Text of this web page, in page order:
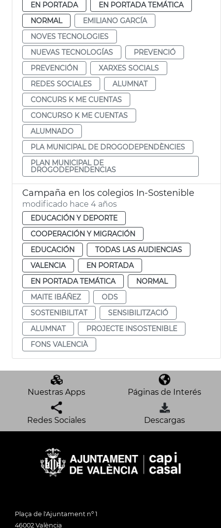
EN PORTADA
EN PORTADA TEMÁTICA
NORMAL
EMILIANO GARCÍA
NOVES TECNOLOGIES
NUEVAS TECNOLOGÍAS
PREVENCIÓ
PREVENCIÓN
XARXES SOCIALS
REDES SOCIALES
ALUMNAT
CONCURS K ME CUENTAS
CONCURSO K ME CUENTAS
ALUMNADO
PLA MUNICIPAL DE DROGODEPENDÈNCIES
PLAN MUNICIPAL DE
DROGODEPENDENCIAS
Campaña en los colegios In-Sostenible
modificado hace 4 años
EDUCACIÓN Y DEPORTE
COOPERACIÓN Y MIGRACIÓN
EDUCACIÓN
TODAS LAS AUDIENCIAS
VALENCIA
EN PORTADA
EN PORTADA TEMÁTICA
NORMAL
MAITE IBÁÑEZ
ODS
SOSTENIBILITAT
SENSIBILITZACIÓ
ALUMNAT
PROJECTE INSOSTENIBLE
FONS VALENCIÀ
Nuestras Apps Páginas de Interés
Redes Sociales Descargas
Plaça de l'Ajuntament nº 1
46002 València